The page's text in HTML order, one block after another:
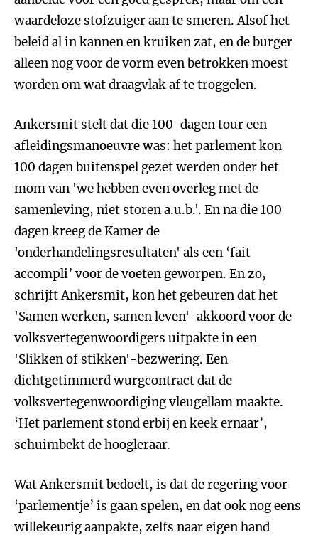
waardeloze stofzuiger aan te smeren. Alsof het
beleid al in kannen en kruiken zat, en de burger
alleen nog voor de vorm even betrokken moest
worden om wat draagvlak af te troggelen.
Ankersmit stelt dat die 100-dagen tour een
afleidingsmanoeuvre was: het parlement kon
100 dagen buitenspel gezet werden onder het
mom van 'we hebben even overleg met de
samenleving, niet storen a.u.b.'. En na die 100
dagen kreeg de Kamer de
'onderhandelingsresultaten' als een ‘fait
accompli’ voor de voeten geworpen. En zo,
schrijft Ankersmit, kon het gebeuren dat het
'Samen werken, samen leven'-akkoord voor de
volksvertegenwoordigers uitpakte in een
'Slikken of stikken'-bezwering. Een
dichtgetimmerd wurgcontract dat de
volksvertegenwoordiging vleugellam maakte.
‘Het parlement stond erbij en keek ernaar’,
schuimbekt de hoogleraar.
Wat Ankersmit bedoelt, is dat de regering voor
‘parlementje’ is gaan spelen, en dat ook nog eens
willekeurig aanpakte, zelfs naar eigen hand